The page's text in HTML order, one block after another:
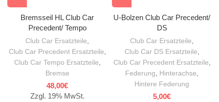
Bremsseil HL Club Car
Precedent/ Tempo
Club Car Ersatzteile
Club Car Precedent Ersatzteile
Club Car Tempo Ersatzteile
Bremse
48,00€
Zzgl. 19% MwSt.
U-Bolzen Club Car Precedent/
DS
Club Car Ersatzteile
Club Car DS Ersatzteile
Club Car Precedent Ersatzteile
Federung
Hinterachse
Hintere Federung
5,00€